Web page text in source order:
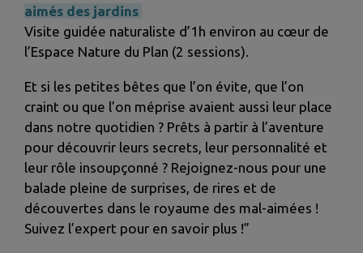
aimés des jardins
Visite guidée naturaliste d’1h environ au cœur de
l’Espace Nature du Plan (2 sessions).
Et si les petites bêtes que l’on évite, que l’on
craint ou que l’on méprise avaient aussi leur place
dans notre quotidien ? Prêts à partir à l’aventure
pour découvrir leurs secrets, leur personnalité et
leur rôle insoupçonné ? Rejoignez-nous pour une
balade pleine de surprises, de rires et de
découvertes dans le royaume des mal-aimées !
Suivez l’expert pour en savoir plus !”